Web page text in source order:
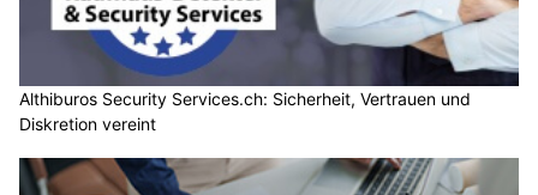
Althiburos Security Services.ch: Sicherheit, Vertrauen und
Diskretion vereint